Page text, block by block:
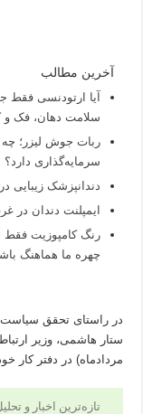
آخرین مطالب
آیا ارتودنسی فقط
سلامت دهان، فک و
ربات جوش لیزر؛
سرمایه‌گذاری دارد؟
دندانپزشک زیبایی
ایمپلنت دندان در
رنگ کامپوزیت فقط
چهره ما هماهنگ
در راستای تحقق
ستار هاشمی، وزیر
مردادماه) در دفتر کار
تازه‌ترین اخبار و